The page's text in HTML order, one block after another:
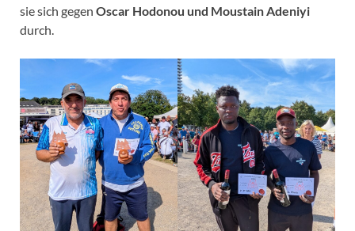
sie sich gegen Oscar Hodonou und Moustain Adeniyi
durch.